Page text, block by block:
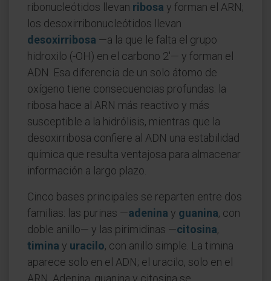
ribonucleótidos llevan ribosa y forman el ARN;
los desoxirribonucleótidos llevan
desoxirribosa —a la que le falta el grupo
hidroxilo (-OH) en el carbono 2'— y forman el
ADN. Esa diferencia de un solo átomo de
oxígeno tiene consecuencias profundas: la
ribosa hace al ARN más reactivo y más
susceptible a la hidrólisis, mientras que la
desoxirribosa confiere al ADN una estabilidad
química que resulta ventajosa para almacenar
información a largo plazo.
Cinco bases principales se reparten entre dos
familias: las purinas —adenina y guanina, con
doble anillo— y las pirimidinas —citosina,
timina y uracilo, con anillo simple. La timina
aparece solo en el ADN; el uracilo, solo en el
ARN. Adenina, guanina y citosina se